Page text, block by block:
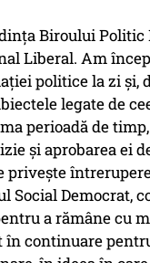
Biroului Politic
Liberal. Am
politice la zi și,
legate de
perioadă de
și aprobarea ei
privește
Social Democrat,
a rămâne cu
în continuare